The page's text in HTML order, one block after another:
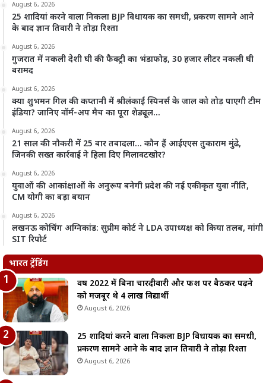
August 6, 2026
25 शादियां करने वाला निकला BJP विधायक का समधी, प्रकरण सामने आने
के बाद ज्ञान तिवारी ने तोड़ा रिश्ता
August 6, 2026
गुजरात में नकली देशी घी की फैक्ट्री का भंडाफोड़, 30 हजार लीटर नकली घी
बरामद
August 6, 2026
क्या शुभमन गिल की कप्तानी में श्रीलंकाई स्पिनर्स के जाल को तोड़ पाएगी टीम
इंडिया? जानिए वॉर्म-अप मैच का पूरा शेड्यूल…
August 6, 2026
21 साल की नौकरी में 25 बार तबादला… कौन हैं आईएएस तुकाराम मुंढे,
जिनकी सख्त कार्रवाई ने हिला दिए मिलावटखोर?
August 6, 2026
युवाओं की आकांक्षाओं के अनुरूप बनेगी प्रदेश की नई एकीकृत युवा नीति,
CM योगी का बड़ा बयान
August 6, 2026
लखनऊ कोचिंग अग्निकांड: सुप्रीम कोर्ट ने LDA उपाध्यक्ष को किया तलब, मांगी
SIT रिपोर्ट
भारत ट्रेंडिंग
वर्ष 2022 में बिना चारदीवारी और फर्श पर बैठकर पढ़ने
को मजबूर थे 4 लाख विद्यार्थी
August 6, 2026
25 शादियां करने वाला निकला BJP विधायक का समधी,
प्रकरण सामने आने के बाद ज्ञान तिवारी ने तोड़ा रिश्ता
August 6, 2026